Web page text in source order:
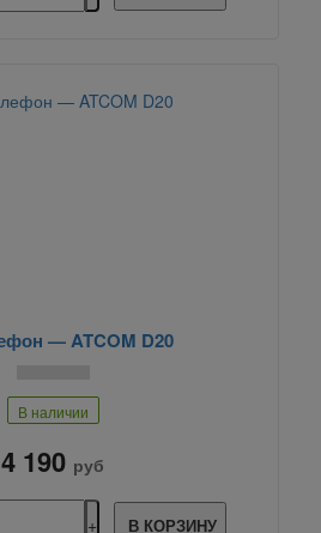
— ATCOM D20
В наличии
4 190 руб
В КОРЗИНУ